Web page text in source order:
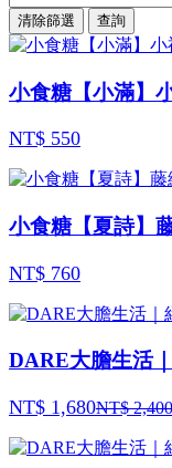
清除篩選
小食糖【小滿】
NT$ 550
小食糖【夏詩】
NT$ 760
DARE大膽生活
NT$ 1,680NT$ 2,400